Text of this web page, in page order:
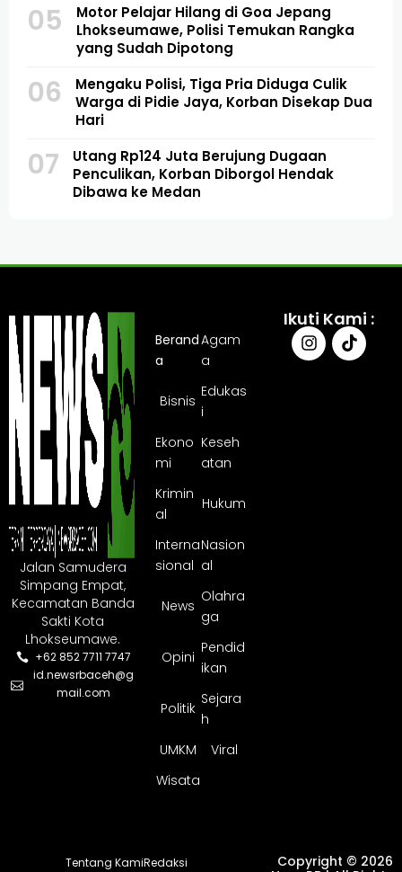
05
Motor Pelajar Hilang di Goa Jepang
Lhokseumawe, Polisi Temukan Rangka
yang Sudah Dipotong
06
Mengaku Polisi, Tiga Pria Diduga Culik
Warga di Pidie Jaya, Korban Disekap Dua
Hari
07
Utang Rp124 Juta Berujung Dugaan
Penculikan, Korban Diborgol Hendak
Dibawa ke Medan
Jalan Samudera
Simpang Empat,
Kecamatan Banda
Sakti Kota
Lhokseumawe.
+62 852 7711 7747
id.newsrbaceh@g
mail.com
Berand
a
Agam
a
Bisnis
Edukas
i
Ekono
mi
Keseh
atan
Krimin
al
Hukum
Interna
sional
Nasion
al
News
Olahra
ga
Opini
Pendid
ikan
Politik
Sejara
h
UMKM
Viral
Wisata
Ikuti Kami :
Tentang KamiRedaksi
Copyright © 2026